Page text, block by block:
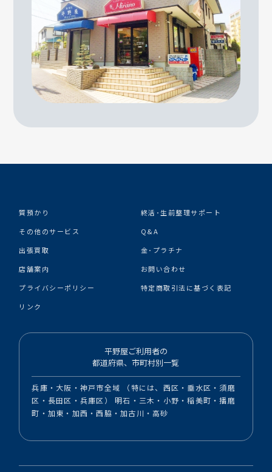
質預かり
終活･生前整理サポート
その他のサービス
Q&A
出張買取
金･プラチナ
店舗案内
お問い合わせ
プライバシーポリシー
特定商取引法に基づく表記
リンク
平野屋ご利用者の
都道府県、市町村別一覧
兵庫・大阪・神戸市全域 （特には、西区・垂水区・須磨
区・長田区・兵庫区） 明石・三木・小野・稲美町・播磨
町・加東・加西・西脇・加古川・高砂